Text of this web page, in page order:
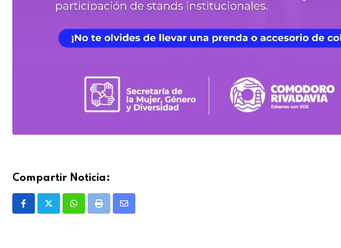
Compartir Noticia:
WhatsappPrint
Share